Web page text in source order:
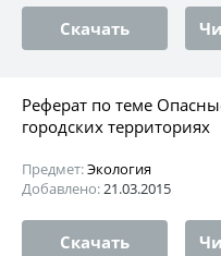
Скачать
Реферат по теме
городских территориях
Предмет:Экология
Добавлено:21.03.2015
Скачать